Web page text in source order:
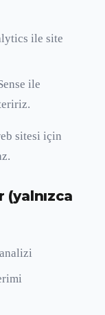
ile site
ile
sitesi için
(yalnızca